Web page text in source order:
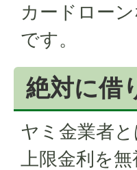
カードロー
です。
絶対に借
ヤミ金業者
上限金利を